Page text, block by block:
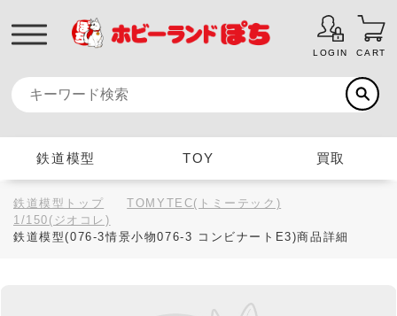
LOGIN CART
鉄道模型 TOY 買取
鉄道模型トップ
TOMYTEC(トミーテック)
1/150(ジオコレ)
鉄道模型(076-3情景小物076-3 コンビナートE3)商品詳細